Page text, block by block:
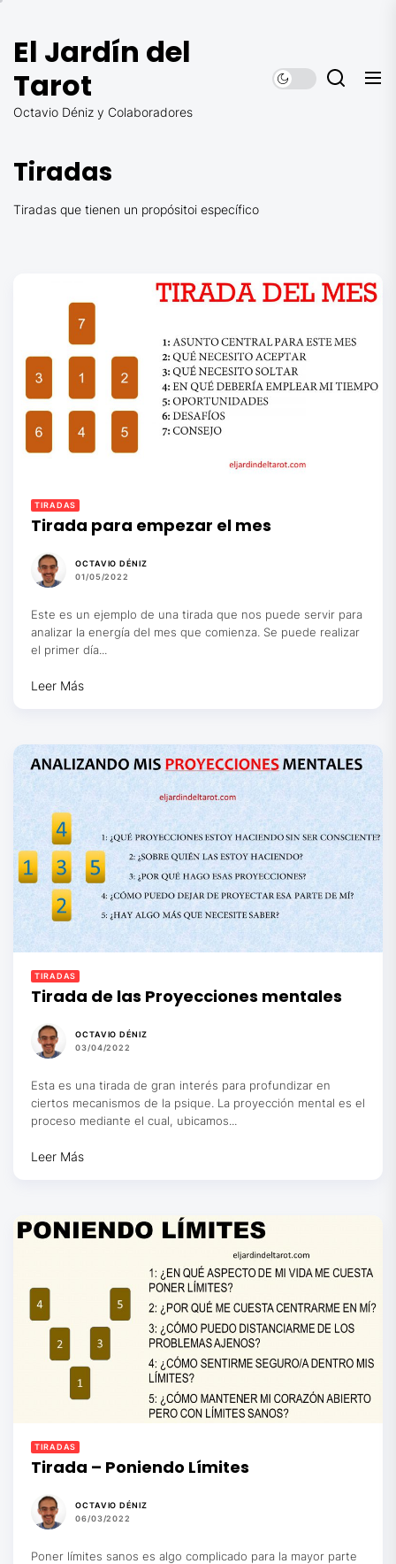
contenido
El Jardín del
Tarot
Octavio Déniz y Colaboradores
Tiradas
Tiradas que tienen un propósitoi específico
TIRADAS
Tirada para empezar el mes
OCTAVIO DÉNIZ
01/05/2022
Este es un ejemplo de una tirada que nos puede servir para
analizar la energía del mes que comienza. Se puede realizar
el primer día...
Leer Más
TIRADAS
Tirada de las Proyecciones mentales
OCTAVIO DÉNIZ
03/04/2022
Esta es una tirada de gran interés para profundizar en
ciertos mecanismos de la psique. La proyección mental es el
proceso mediante el cual, ubicamos...
Leer Más
TIRADAS
Tirada – Poniendo Límites
OCTAVIO DÉNIZ
06/03/2022
Poner límites sanos es algo complicado para la mayor parte